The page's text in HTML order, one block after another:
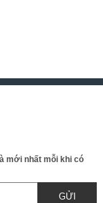
mới nhất mỗi khi có
GỬI